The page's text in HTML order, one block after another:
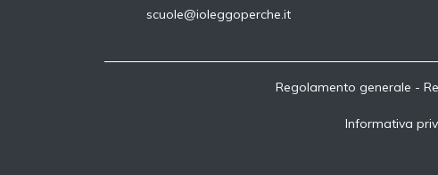
scuole@ioleggoperche.it
Regolamento generale -
Informativa